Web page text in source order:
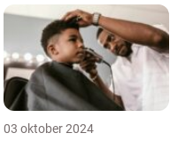
03 oktober 2024